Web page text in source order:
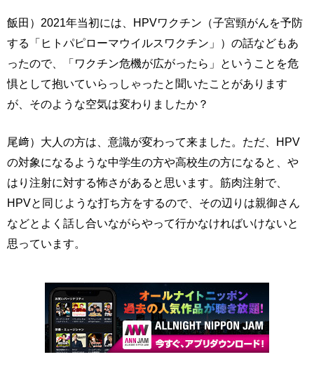
飯田）2021年当初には、HPVワクチン（子宮頸がんを予防
する「ヒトパピローマウイルスワクチン」）の話などもあ
ったので、「ワクチン危機が広がったら」ということを危
惧として抱いていらっしゃったと聞いたことがあります
が、そのような空気は変わりましたか？
尾﨑）大人の方は、意識が変わって来ました。ただ、HPV
の対象になるような中学生の方や高校生の方になると、や
はり注射に対する怖さがあると思います。筋肉注射で、
HPVと同じような打ち方をするので、その辺りは親御さん
などとよく話し合いながらやって行かなければいけないと
思っています。